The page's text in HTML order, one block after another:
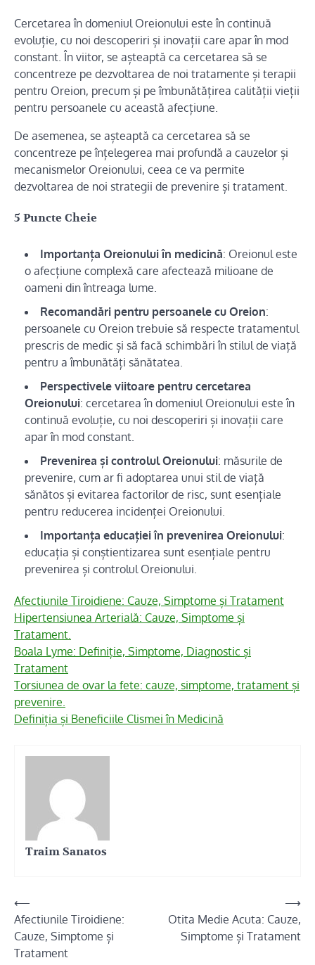
Cercetarea în domeniul Oreionului este în continuă
evoluție, cu noi descoperiri și inovații care apar în mod
constant. În viitor, se așteaptă ca cercetarea să se
concentreze pe dezvoltarea de noi tratamente și terapii
pentru Oreion, precum și pe îmbunătățirea calității vieții
pentru persoanele cu această afecțiune.
De asemenea, se așteaptă ca cercetarea să se
concentreze pe înțelegerea mai profundă a cauzelor și
mecanismelor Oreionului, ceea ce va permite
dezvoltarea de noi strategii de prevenire și tratament.
5 Puncte Cheie
Importanța Oreionului în medicină: Oreionul este
o afecțiune complexă care afectează milioane de
oameni din întreaga lume.
Recomandări pentru persoanele cu Oreion:
persoanele cu Oreion trebuie să respecte tratamentul
prescris de medic și să facă schimbări în stilul de viață
pentru a îmbunătăți sănătatea.
Perspectivele viitoare pentru cercetarea
Oreionului: cercetarea în domeniul Oreionului este în
continuă evoluție, cu noi descoperiri și inovații care
apar în mod constant.
Prevenirea și controlul Oreionului: măsurile de
prevenire, cum ar fi adoptarea unui stil de viață
sănătos și evitarea factorilor de risc, sunt esențiale
pentru reducerea incidenței Oreionului.
Importanța educației în prevenirea Oreionului:
educația și conștientizarea sunt esențiale pentru
prevenirea și controlul Oreionului.
Afectiunile Tiroidiene: Cauze, Simptome și Tratament
Hipertensiunea Arterială: Cauze, Simptome și
Tratament.
Boala Lyme: Definiție, Simptome, Diagnostic și
Tratament
Torsiunea de ovar la fete: cauze, simptome, tratament și
prevenire.
Definiția și Beneficiile Clismei în Medicină
Traim Sanatos
Navigare
în
articole
⟵
Afectiunile Tiroidiene:
Cauze, Simptome și
Tratament
Otita Medie Acuta: Cauze,
Simptome și Tratament
⟶